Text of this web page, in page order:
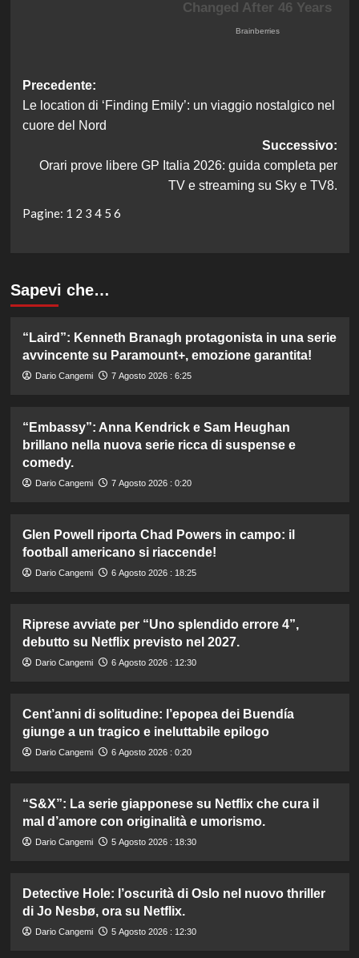
Navigazione
articolo
Precedente:
Le location di ‘Finding Emily’: un viaggio nostalgico nel
cuore del Nord
Successivo:
Orari prove libere GP Italia 2026: guida completa per
TV e streaming su Sky e TV8.
Pagine: 1 2 3 4 5 6
Sapevi che…
“Laird”: Kenneth Branagh protagonista in una serie
avvincente su Paramount+, emozione garantita!
Dario Cangemi 7 Agosto 2026 : 6:25
“Embassy”: Anna Kendrick e Sam Heughan
brillano nella nuova serie ricca di suspense e
comedy.
Dario Cangemi 7 Agosto 2026 : 0:20
Glen Powell riporta Chad Powers in campo: il
football americano si riaccende!
Dario Cangemi 6 Agosto 2026 : 18:25
Riprese avviate per “Uno splendido errore 4”,
debutto su Netflix previsto nel 2027.
Dario Cangemi 6 Agosto 2026 : 12:30
Cent’anni di solitudine: l’epopea dei Buendía
giunge a un tragico e ineluttabile epilogo
Dario Cangemi 6 Agosto 2026 : 0:20
“S&X”: La serie giapponese su Netflix che cura il
mal d’amore con originalità e umorismo.
Dario Cangemi 5 Agosto 2026 : 18:30
Detective Hole: l’oscurità di Oslo nel nuovo thriller
di Jo Nesbø, ora su Netflix.
Dario Cangemi 5 Agosto 2026 : 12:30